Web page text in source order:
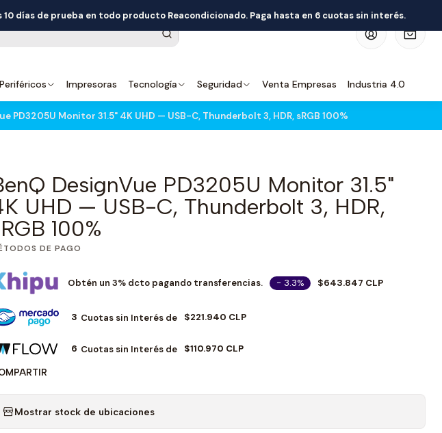
Periféricos Impresoras Tecnología Seguridad Venta Empresas Industria 4.0
10 días de prueba en todo producto Reacondicionado. Paga hasta en 6 cuotas sin interés.
PD3205U Monitor 31.5" 4K UHD — USB-C, Thunderbolt 3, HDR, sRGB 100%
DesignVue PD3205U Monitor 31.5"
UHD — USB-C, Thunderbolt 3, HDR,
100%
DE PAGO
Obtén un 3% dcto pagando transferencias. - 3.3% $643.847 CLP
3 Cuotas sin Interés de $221.940 CLP
6 Cuotas sin Interés de $110.970 CLP
Mostrar stock de ubicaciones